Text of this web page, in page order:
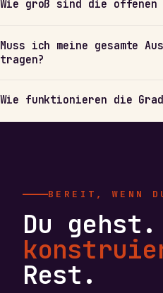
Wie groß sind die offenen
Muss ich meine gesamte
tragen?
Wie funktionieren die
BEREIT, WENN
Du
Rest.